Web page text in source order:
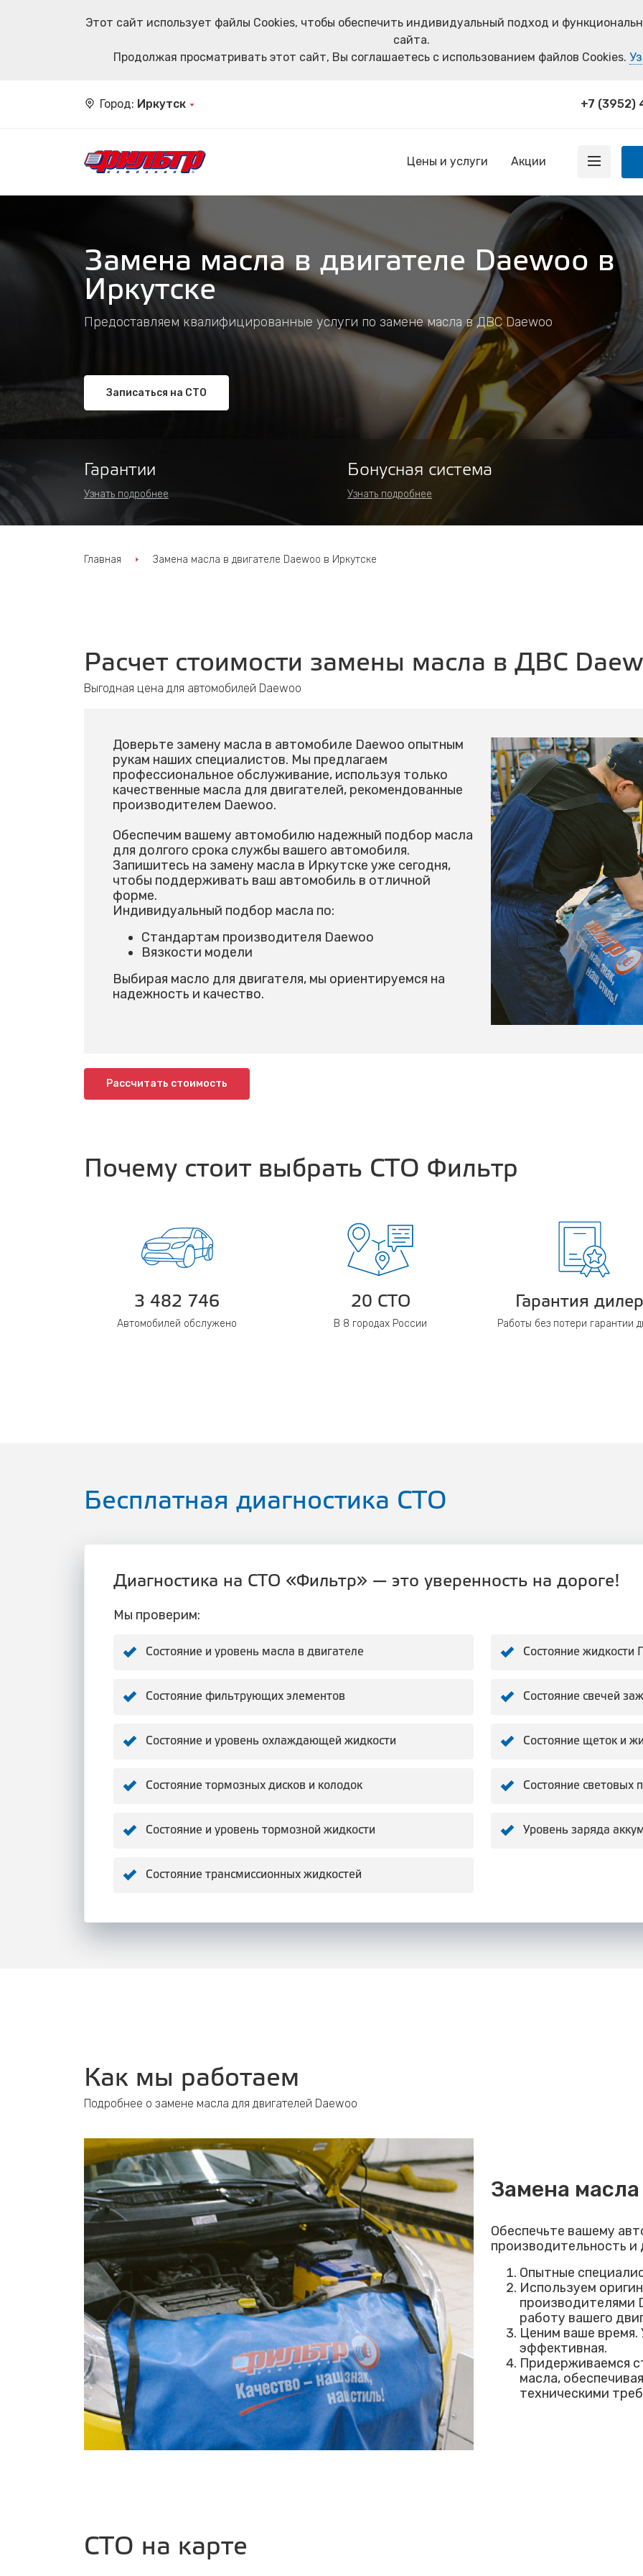
Этот сайт использует файлы Cookies, чтобы обеспечить индивидуальный подход и
сайта.
Продолжая просматривать этот сайт, Вы соглашаетесь с использованием файлов Cookies.
Город: Иркутск +7 (3952)
Цены и услуги Акции
Замена масла в двигателе Daewoo в
Иркутске
Предоставляем квалифицированные услуги по замене масла в ДВС Daewoo
Записаться на СТО
Гарантии
Узнать подробнее
Бонусная система
Узнать подробнее
Главная Замена масла в двигателе Daewoo в Иркутске
Расчет стоимости замены масла в ДВС
Выгодная цена для автомобилей Daewoo
Доверьте замену масла в автомобиле Daewoo опытным
рукам наших специалистов. Мы предлагаем
профессиональное обслуживание, используя только
качественные масла для двигателей, рекомендованные
производителем Daewoo.
Обеспечим вашему автомобилю надежный подбор масла
для долгого срока службы вашего автомобиля.
Запишитесь на замену масла в Иркутске уже сегодня,
чтобы поддерживать ваш автомобиль в отличной
форме.
Индивидуальный подбор масла по:
Стандартам производителя Daewoo
Вязкости модели
Выбирая масло для двигателя, мы ориентируемся на
надежность и качество.
Рассчитать стоимость
Почему стоит выбрать СТО Фильтр
3 482 746
Автомобилей обслужено
20 СТО
В 8 городах России
Гарантия
Работы без потери гарантии
Бесплатная диагностика СТО
Диагностика на СТО «Фильтр» — это уверенность на дороге!
Мы проверим:
Состояние и уровень масла в двигателе
Состояние фильтрующих элементов
Состояние и уровень охлаждающей жидкости
Состояние тормозных дисков и колодок
Состояние и уровень тормозной жидкости
Состояние трансмиссионных жидкостей
Состояние жидкости
Состояние свечей
Состояние щеток и
Состояние световых
Уровень заряда
Как мы работаем
Подробнее о замене масла для двигателей Daewoo
Замена масла
Обеспечьте вашему
производительность
Опытные
Используем
производителями
работу вашего
Ценим ваше время.
эффективная.
Придерживаемся
масла,
техническими
СТО на карте